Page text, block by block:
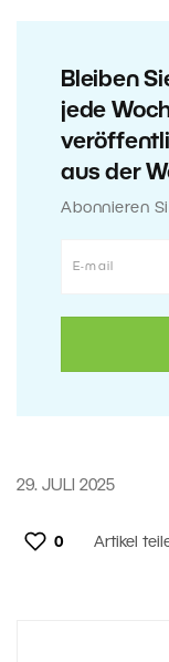
Bleiben
jede
aus der
Abonnieren
29. JULI 2025
0 Artikel